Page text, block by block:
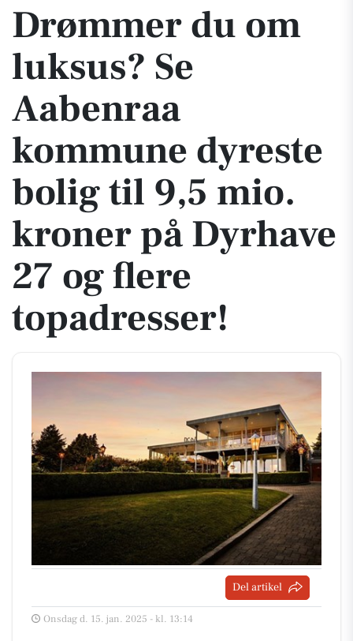
Drømmer du om
luksus? Se
Aabenraa
kommune dyreste
bolig til 9,5 mio.
kroner på Dyrhave
27 og flere
topadresser!
Del artikel
Onsdag d. 15. jan. 2025 - kl. 13:14